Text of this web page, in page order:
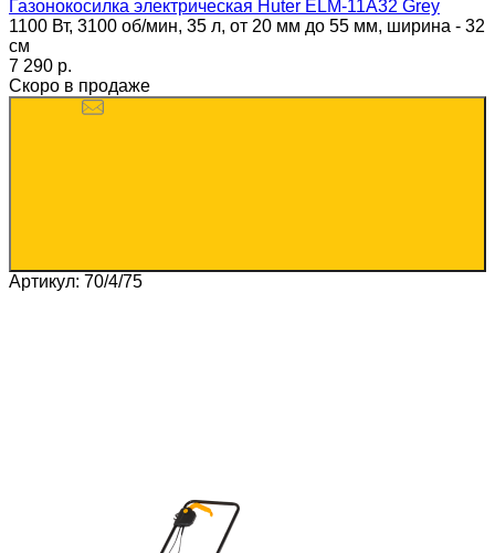
Газонокосилка электрическая Huter ELM-11А32 Grey
1100 Вт, 3100 об/мин, 35 л, от 20 мм до 55 мм, ширина - 32
см
7 290 p.
Скоро в продаже
Артикул: 70/4/75